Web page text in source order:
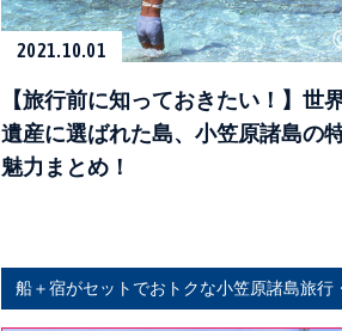
2021.10.01
【旅行前に知っておきたい！】世
遺産に選ばれた島、小笠原諸島の
魅力まとめ！
船＋宿がセットでおトクな小笠原諸島旅行